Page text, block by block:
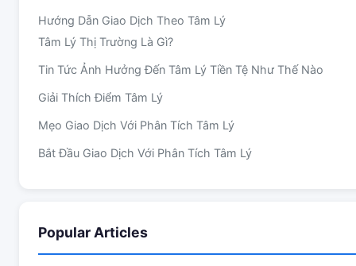
Hướng Dẫn Giao Dịch Theo Tâm Lý
Tâm Lý Thị Trường Là Gì?
Tin Tức Ảnh Hưởng Đến Tâm Lý Tiền Tệ Như Thế Nào
Giải Thích Điểm Tâm Lý
Mẹo Giao Dịch Với Phân Tích Tâm Lý
Bắt Đầu Giao Dịch Với Phân Tích Tâm Lý
Popular Articles